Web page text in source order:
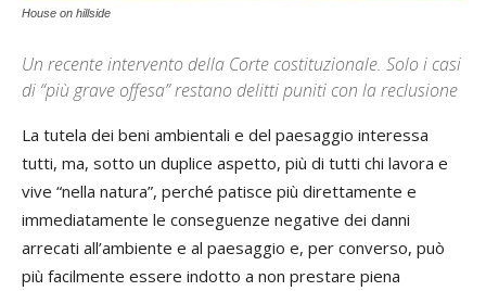
House on hillside
Un recente intervento della Corte costituzionale. Solo i casi
di “più grave offesa” restano delitti puniti con la reclusione
La tutela dei beni ambientali e del paesaggio interessa
tutti, ma, sotto un duplice aspetto, più di tutti chi lavora e
vive “nella natura”, perché patisce più direttamente e
immediatamente le conseguenze negative dei danni
arrecati all’ambiente e al paesaggio e, per converso, può
più facilmente essere indotto a non prestare piena